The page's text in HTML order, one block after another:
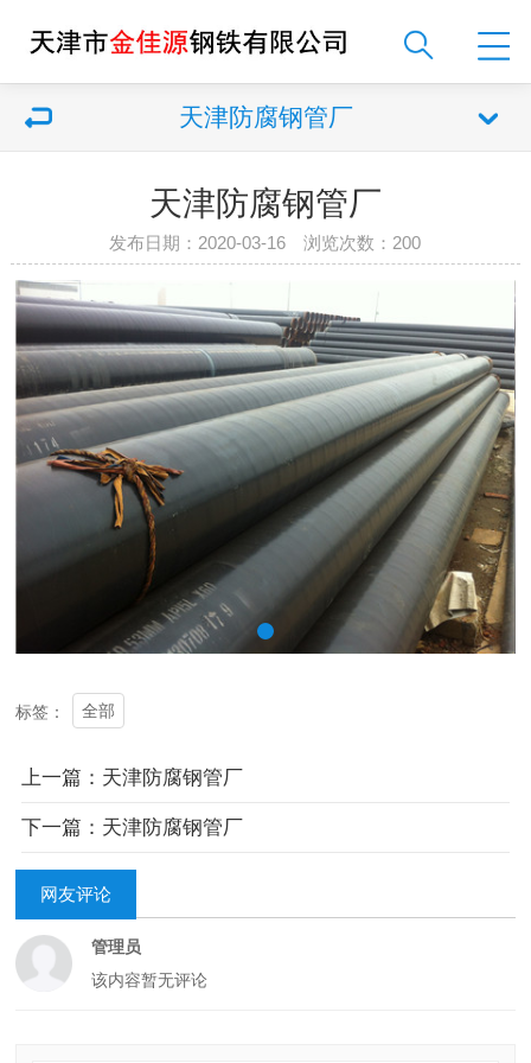
天津防腐钢管厂
天津防腐钢管厂
发布日期：2020-03-16 浏览次数： 200
标签： 全部
上一篇：天津防腐钢管厂
下一篇：天津防腐钢管厂
网友评论
管理员
该内容暂无评论